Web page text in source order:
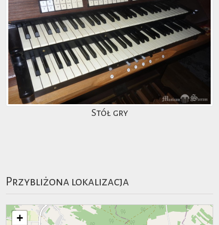
Stół gry
Przybliżona lokalizacja
+